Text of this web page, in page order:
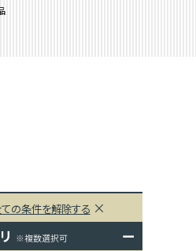
の条件を解除する
※複数選択可 ー